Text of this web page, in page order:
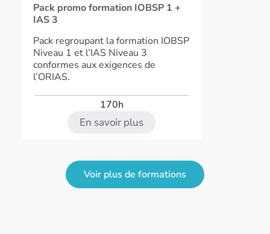
Pack promo formation IOBSP 1 +
IAS 3
Pack regroupant la formation IOBSP
Niveau 1 et l’IAS Niveau 3
conformes aux exigences de
l’ORIAS.
170h
En savoir plus
Voir plus de formations